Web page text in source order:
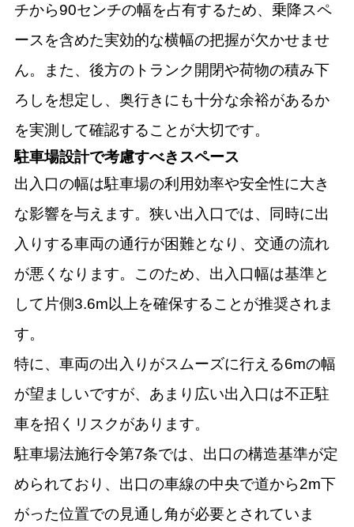
チから90センチの幅を占有するため、乗降スペ
ースを含めた実効的な横幅の把握が欠かせませ
ん。また、後方のトランク開閉や荷物の積み下
ろしを想定し、奥行きにも十分な余裕があるか
を実測して確認することが大切です。
駐車場設計で考慮すべきスペース
出入口の幅は駐車場の利用効率や安全性に大き
な影響を与えます。狭い出入口では、同時に出
入りする車両の通行が困難となり、交通の流れ
が悪くなります。このため、出入口幅は基準と
して片側3.6m以上を確保することが推奨されま
す。
特に、車両の出入りがスムーズに行える6mの幅
が望ましいですが、あまり広い出入口は不正駐
車を招くリスクがあります。
駐車場法施行令第7条では、出口の構造基準が定
められており、出口の車線の中央で道から2m下
がった位置での見通し角が必要とされていま